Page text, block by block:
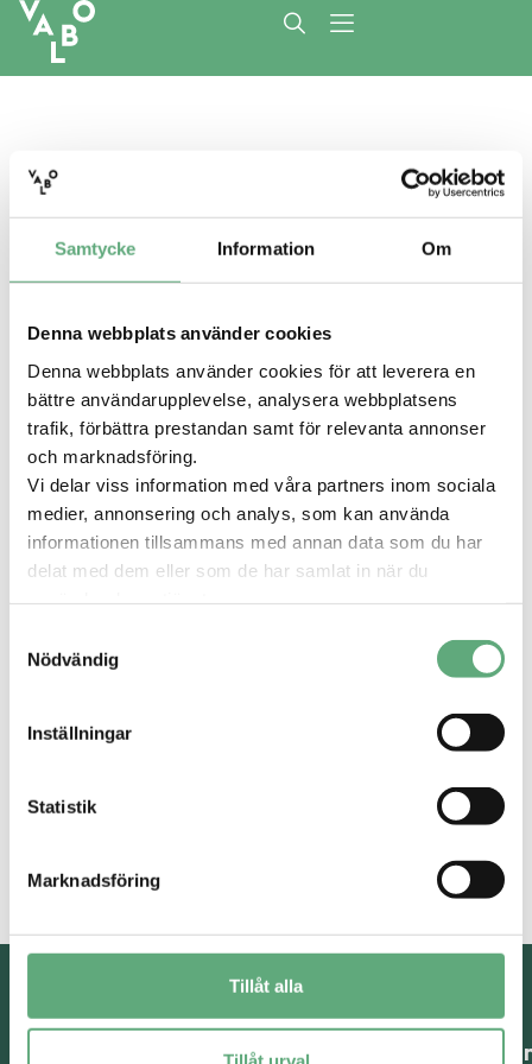
Samtycke Information Om
Denna webbplats använder cookies
Denna webbplats använder cookies för att leverera en
bättre användarupplevelse, analysera webbplatsens
trafik, förbättra prestandan samt för relevanta annonser
och marknadsföring.
Vi delar viss information med våra partners inom sociala
medier, annonsering och analys, som kan använda
informationen tillsammans med annan data som du har
delat med dem eller som de har samlat in när du
Nödvändig
Inställningar
Statistik
Marknadsföring
Tillåt alla
499 kronor
Klippning för seniorer
Gäller t.o.m. 23 feb, 2027, visa villkor
Till Nikita Hair Alla kampanjer